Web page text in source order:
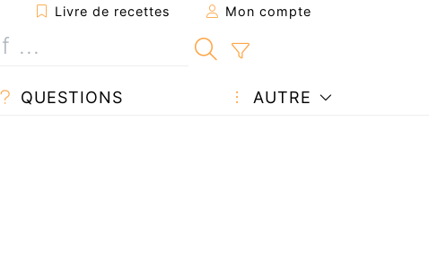
Livre de recettes Mon compte
QUESTIONS AUTRE